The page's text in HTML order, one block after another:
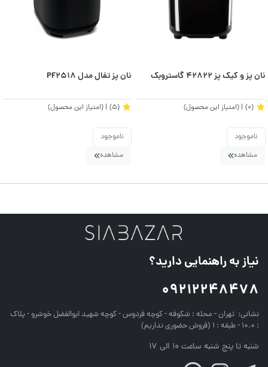
نان پز و کیک پز 42822 گاستروبک
(0) | (امتیاز این محصول)
ناموجود
مشاهده
نان پز تفال مدل PF2518
(5) | (امتیاز این محصول)
ناموجود
مشاهده
نیاز به راهنمایی دارید؟
09212248478
نشانی: تهران - محله : شکوفه - کوچه فردوس - کوچه شهید ابوالفضل خوشرو - پلاک
: 10.0 - طبقه : 1 (فروش حضوری نداریم)
شنبه تا پنج شنبه ساعت 10 الی 17